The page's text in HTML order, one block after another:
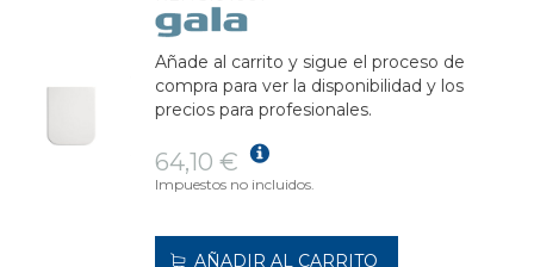
Añade al carrito y sigue el proceso de
compra para ver la disponibilidad y los
precios para profesionales.
64,10 €
Impuestos no incluidos.
AÑADIR AL CARRITO